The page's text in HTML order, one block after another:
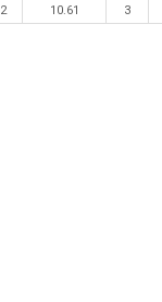
2 10.61 3